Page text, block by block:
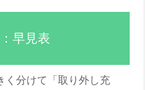
早見表
く分けて「取り外し充